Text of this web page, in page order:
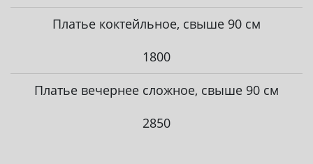
Платье коктейльное, свыше 90 см
1800
Платье вечернее сложное, свыше 90 см
2850